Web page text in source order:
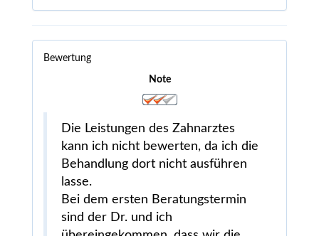
Bewertung
Note
Die Leistungen des Zahnarztes
kann ich nicht bewerten, da ich die
Behandlung dort nicht ausführen
lasse.
Bei dem ersten Beratungstermin
sind der Dr. und ich